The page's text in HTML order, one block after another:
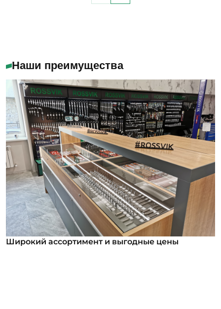
Наши преимущества
Широкий ассортимент и выгодные цены